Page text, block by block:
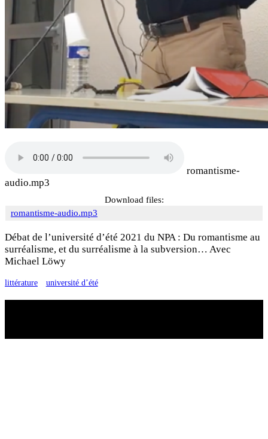
romantisme-
audio.mp3
Download files:
romantisme-audio.mp3
Débat de l’université d’été 2021 du NPA : Du romantisme au
surréalisme, et du surréalisme à la subversion… Avec
Michael Löwy
littérature université d’été